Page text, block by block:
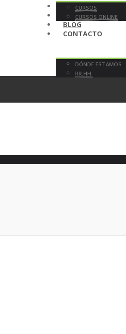
CURSOS
CURSOS ONLINE
TIENDA
EN DIRECTO
BLOG
CONTACTO
DÓNDE ESTAMOS
RR.HH.